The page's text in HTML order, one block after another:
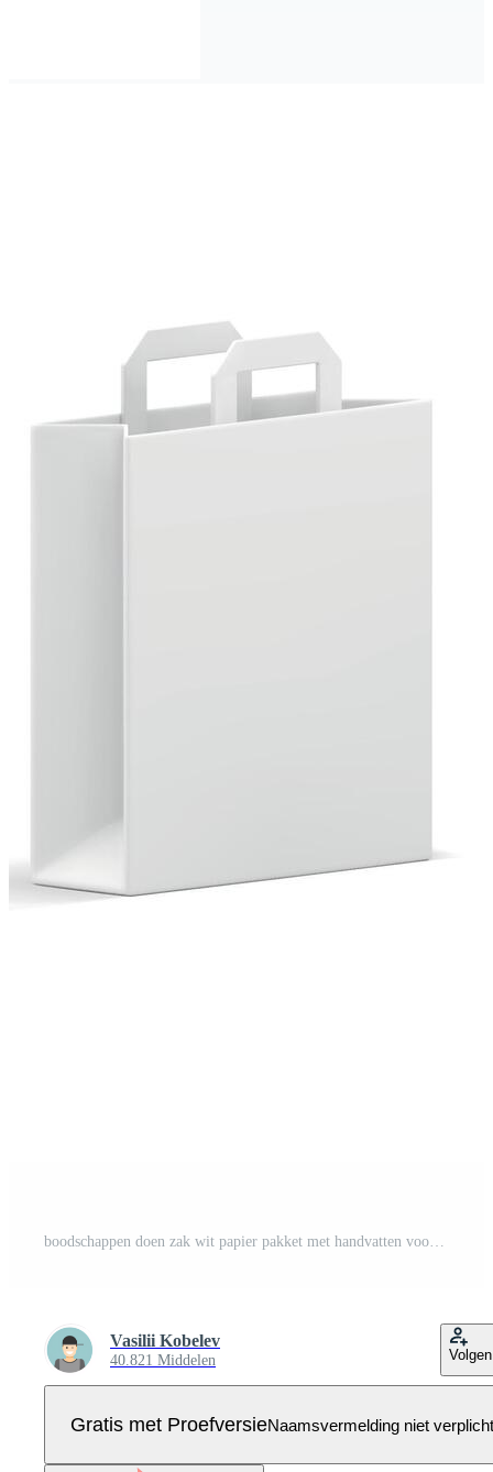
boodschappen doen zak wit papier pakket met handvatten voor kruidenier supermarkt goederen draag- 3d icoon Pro Vector
Vasilii Kobelev
40.821 Middelen Volgen
Gratis met ProefversieNaamsvermelding niet verplicht